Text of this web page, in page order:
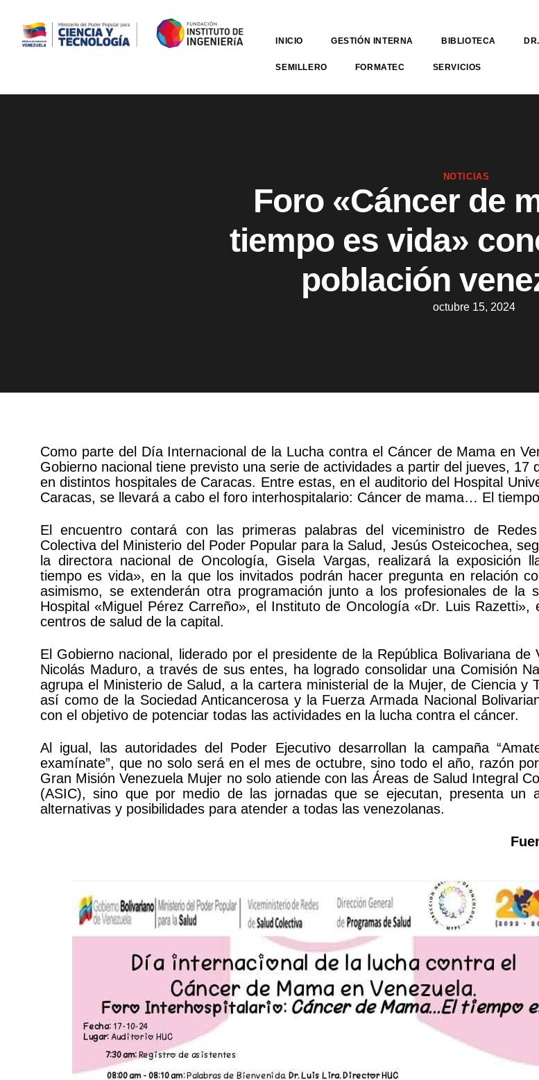
INICIO GESTIÓN INTERNA BIBLIOTECA
SEMILLERO FORMATEC SERVICIOS
NOTICIAS
Foro «Cáncer de
tiempo es vida»
población
octubre 15, 2024
Como parte del Día Internacional de la Lucha contra el Cáncer de Mama en
Gobierno nacional tiene previsto una serie de actividades a partir del jueves, 17
en distintos hospitales de Caracas. Entre estas, en el auditorio del Hospital
Caracas, se llevará a cabo el foro interhospitalario: Cáncer de mama… El
El encuentro contará con las primeras palabras del viceministro de
Colectiva del Ministerio del Poder Popular para la Salud, Jesús Osteicochea,
la directora nacional de Oncología, Gisela Vargas, realizará la exposición
tiempo es vida», en la que los invitados podrán hacer pregunta en relación
asimismo, se extenderán otra programación junto a los profesionales de la
Hospital «Miguel Pérez Carreño», el Instituto de Oncología «Dr. Luis Razetti»,
centros de salud de la capital.
El Gobierno nacional, liderado por el presidente de la República Bolivariana de
Nicolás Maduro, a través de sus entes, ha logrado consolidar una Comisión
agrupa el Ministerio de Salud, a la cartera ministerial de la Mujer, de Ciencia y
así como de la Sociedad Anticancerosa y la Fuerza Armada Nacional
con el objetivo de potenciar todas las actividades en la lucha contra el cáncer.
Al igual, las autoridades del Poder Ejecutivo desarrollan la campaña
examínate”, que no solo será en el mes de octubre, sino todo el año, razón
Gran Misión Venezuela Mujer no solo atiende con las Áreas de Salud Integral
(ASIC), sino que por medio de las jornadas que se ejecutan, presenta un
alternativas y posibilidades para atender a todas las venezolanas.